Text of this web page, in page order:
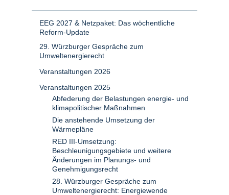
EEG 2027 & Netzpaket: Das wöchentliche
Reform-Update
29. Würzburger Gespräche zum
Umweltenergierecht
Veranstaltungen 2026
Veranstaltungen 2025
Abfederung der Belastungen energie- und
klimapolitischer Maßnahmen
Die anstehende Umsetzung der
Wärmepläne
RED III-Umsetzung:
Beschleunigungsgebiete und weitere
Änderungen im Planungs- und
Genehmigungsrecht
28. Würzburger Gespräche zum
Umweltenergierecht: Energiewende